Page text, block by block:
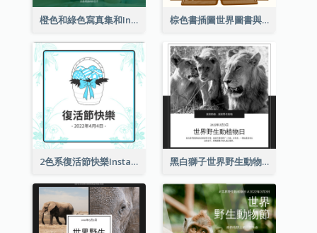
橙色和綠色寫真集和Instagram版權日 棕色書插圖世界圖書與版權日Instagram帖子
2色系復活節快樂Instagram帖子 黑白獅子世界野生動物日Instagram帖子